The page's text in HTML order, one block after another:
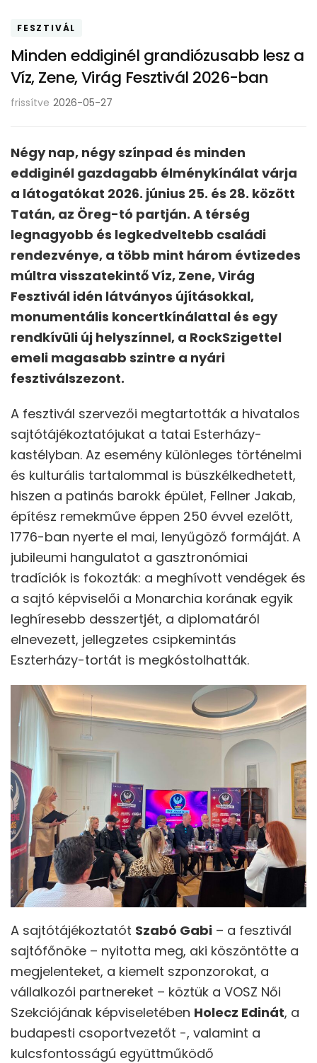
FESZTIVÁL
Minden eddiginél grandiózusabb lesz a
Víz, Zene, Virág Fesztivál 2026-ban
frissítve 2026-05-27
Négy nap, négy színpad és minden
eddiginél gazdagabb élménykínálat várja
a látogatókat 2026. június 25. és 28. között
Tatán, az Öreg-tó partján. A térség
legnagyobb és legkedveltebb családi
rendezvénye, a több mint három évtizedes
múltra visszatekintő Víz, Zene, Virág
Fesztivál idén látványos újításokkal,
monumentális koncertkínálattal és egy
rendkívüli új helyszínnel, a RockSzigettel
emeli magasabb szintre a nyári
fesztiválszezont.
A fesztivál szervezői megtartották a hivatalos
sajtótájékoztatójukat a tatai Esterházy-
kastélyban. Az esemény különleges történelmi
és kulturális tartalommal is büszkélkedhetett,
hiszen a patinás barokk épület, Fellner Jakab,
építész remekműve éppen 250 évvel ezelőtt,
1776-ban nyerte el mai, lenyűgöző formáját. A
jubileumi hangulatot a gasztronómiai
tradíciók is fokozták: a meghívott vendégek és
a sajtó képviselői a Monarchia korának egyik
leghíresebb desszertjét, a diplomatáról
elnevezett, jellegzetes csipkemintás
Eszterházy-tortát is megkóstolhatták.
A sajtótájékoztatót Szabó Gabi – a fesztivál
sajtófőnöke – nyitotta meg, aki köszöntötte a
megjelenteket, a kiemelt szponzorokat, a
vállalkozói partnereket – köztük a VOSZ Női
Szekciójának képviseletében Holecz Edinát, a
budapesti csoportvezetőt -, valamint a
kulcsfontosságú együttműködő